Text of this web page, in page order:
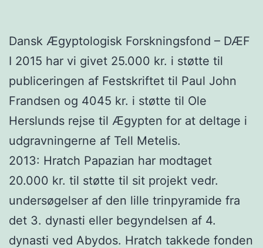
Dansk Ægyptologisk Forskningsfond – DÆF
I 2015 har vi givet 25.000 kr. i støtte til
publiceringen af Festskriftet til Paul John
Frandsen og 4045 kr. i støtte til Ole
Herslunds rejse til Ægypten for at deltage i
udgravningerne af Tell Metelis.
2013: Hratch Papazian har modtaget
20.000 kr. til støtte til sit projekt vedr.
undersøgelser af den lille trinpyramide fra
det 3. dynasti eller begyndelsen af 4.
dynasti ved Abydos. Hratch takkede fonden